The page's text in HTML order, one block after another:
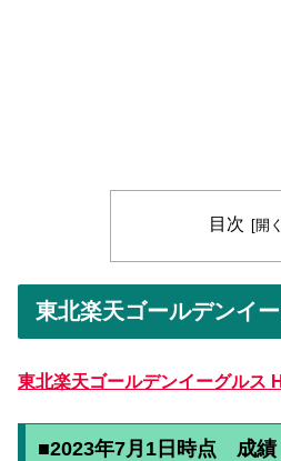
目次
東北楽天ゴールデンイ
東北楽天ゴールデンイーグルス
■2023年7月1日時点 成績